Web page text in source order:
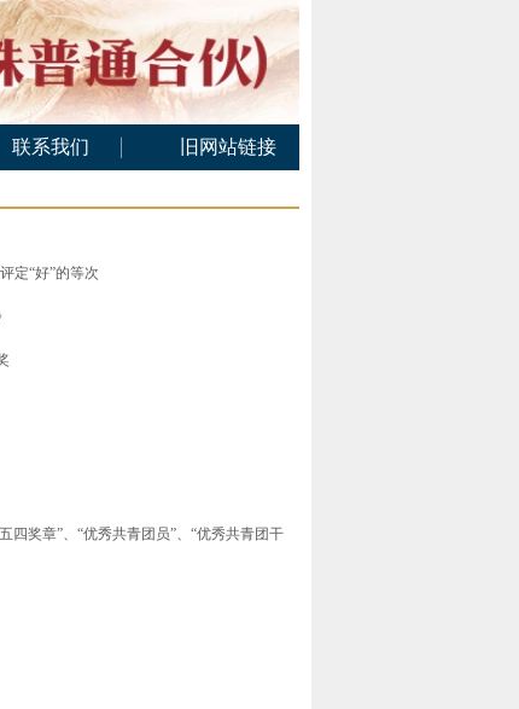
联系我们 旧网站链接
定“好”的等次
四奖章”、“优秀共青团员”、“优秀共青团干